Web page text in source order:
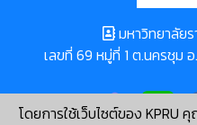
โดยการใช้เว็บไซต์ของ KPRU
มหาวิทยาลัย
เลขที่ 69 หมู่ที่ 1 ต.นครชุม